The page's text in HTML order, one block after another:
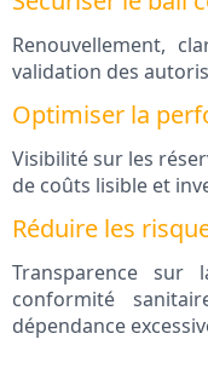
Renouvellement,
validation des
Optimiser la
Visibilité sur les
de coûts lisible et
Réduire les
Transparence sur
conformité
dépendance